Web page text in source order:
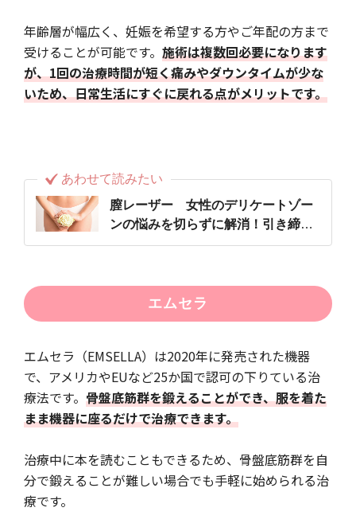
年齢層が幅広く、妊娠を希望する方やご年配の方まで
受けることが可能です。 施術は複数回必要になります
が、1回の治療時間が短く痛みやダウンタイムが少な
いため、日常生活にすぐに戻れる点がメリットです。
あわせて読みたい
膣レーザー 女性のデリケートゾー
ンの悩みを切らずに解消！引き締
め、尿漏れ改善などに効果的
エムセラ
エムセラ（EMSELLA）は2020年に発売された機器
で、アメリカやEUなど25か国で認可の下りている治
療法です。 骨盤底筋群を鍛えることができ、服を着た
まま機器に座るだけで治療できます。
治療中に本を読むこともできるため、骨盤底筋群を自
分で鍛えることが難しい場合でも手軽に始められる治
療です。